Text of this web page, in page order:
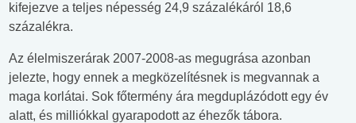
kifejezve a teljes népesség 24,9 százalékáról 18,6
százalékra.
Az élelmiszerárak 2007-2008-as megugrása azonban
jelezte, hogy ennek a megközelítésnek is megvannak a
maga korlátai. Sok főtermény ára megduplázódott egy év
alatt, és milliókkal gyarapodott az éhezők tábora.